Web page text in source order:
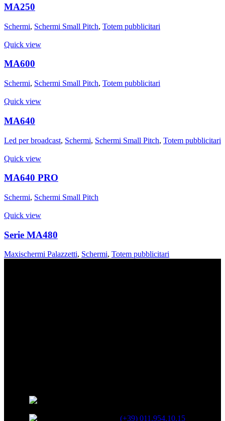
MA250
Schermi, Schermi Small Pitch, Totem pubblicitari
Quick view
MA600
Schermi, Schermi Small Pitch, Totem pubblicitari
Quick view
MA640
Led per broadcast, Schermi, Schermi Small Pitch, Totem pubblicitari
Quick view
MA640 PRO
Schermi, Schermi Small Pitch
Quick view
Serie MA480
Maxischermi Palazzetti, Schermi, Totem pubblicitari
(+39) 011.954.10.15